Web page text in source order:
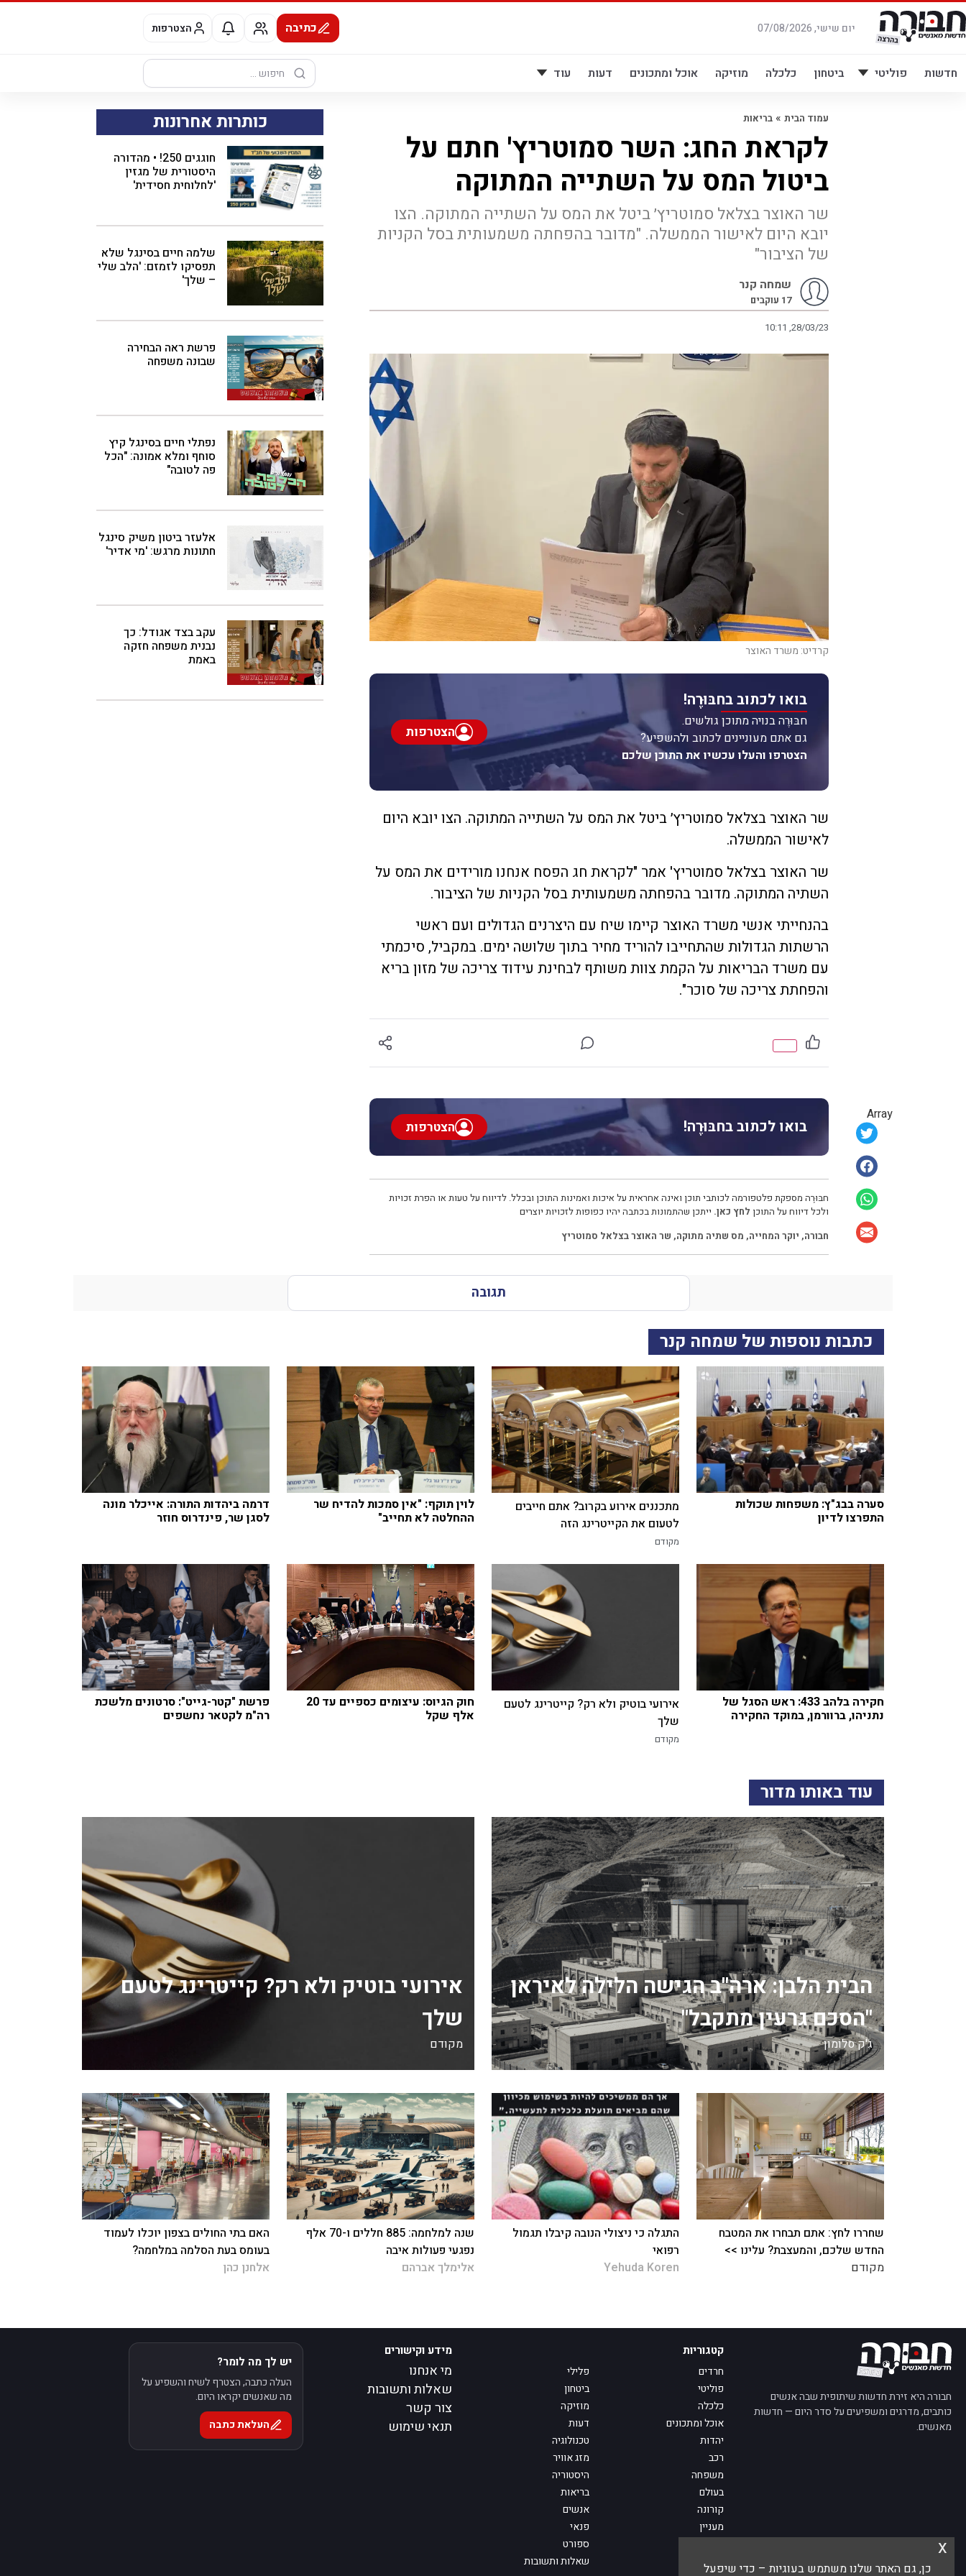
דלג
לתוכן
יום שישי, 07/08/2026 כתיבה הצטרפות
חדשות פוליטי ביטחון כלכלה מוזיקה אוכל ומתכונים דעות עוד
חיפוש:
Array
עמוד הבית » בריאות
לקראת החג: השר סמוטריץ' חתם על
ביטול המס על השתייה המתוקה
שר האוצר בצלאל סמוטריץ׳ ביטל את המס על השתייה המתוקה. הצו
יובא היום לאישור הממשלה. "מדובר בהפחתה משמעותית בסל הקניות
של הציבור"
שמחה קנר
17 עוקבים
10:11 ,28/03/23
קרדיט: משרד האוצר
בואו לכתוב בחבּוּרֶה!
חבּוּרֶה בנויה מתוכן גולשים.
גם אתם מעוניינים לכתוב ולהשפיע?
הצטרפו והעלו עכשיו את התוכן שלכם
הצטרפות
שר האוצר בצלאל סמוטריץ׳ ביטל את המס על השתייה המתוקה. הצו יובא היום
לאישור הממשלה.
שר האוצר בצלאל סמוטריץ' אמר "לקראת חג הפסח אנחנו מורידים את המס על
השתיה המתוקה. מדובר בהפחתה משמעותית בסל הקניות של הציבור.
בהנחייתי אנשי משרד האוצר קיימו שיח עם היצרנים הגדולים ועם ראשי
הרשתות הגדולות שהתחייבו להוריד מחיר בתוך שלושה ימים. במקביל, סיכמתי
עם משרד הבריאות על הקמת צוות משותף לבחינת עידוד צריכה של מזון בריא
והפחתת צריכה של סוכר".
כן, גם האתר שלנו משתמש בעוגיות – כדי שיפעל
x
בואו לכתוב בחבּוּרֶה! הצטרפות
חבּוּרֶה מספקת פלטפורמה לכותבי תוכן ואינה אחראית על איכות ואמינות התוכן ובכלל. לדיווח על טעות או הפרת זכויות
ולכל דיווח על התוכן לחץ כאן. ייתכן שהתמונות בכתבה יהיו כפופות לזכויות יוצרים
חבורה, יוקר המחייה, מס שתיה מתוקה, שר האוצר בצלאל סמוטריץ
כותרות אחרונות
חוגגים 250! • מהדורה
היסטורית של מגזין
'לחלוחית חסידית'
שלמה חיים בסינגל שלא
תפסיקו לזמזם: 'הלב שלי
– שלך'
פרשת ראה הבחירה
שבונה משפחה
נפתלי חיים בסינגל קיץ
סוחף ומלא אמונה: "הכל
פה לטובה"
אלעזר ביטון משיק סינגל
חתונות מרגש: 'מי אדיר'
עקב בצד אגודל: כך
נבנית משפחה חזקה
באמת
תגובה
כתבות נוספות של שמחה קנר
סערה בבג"ץ: משפחות שכולות
התפרצו לדיון
מתכננים אירוע בקרוב? אתם חייבים
לטעום את הקייטרינג הזה
מקודם
לוין תוקף: "אין סמכות להדיח שר
ההחלטה לא תחייב"
דרמה ביהדות התורה: אייכלר מונה
לסגן שר, פינדרוס חוזר
חקירה בלהב 433: ראש הסגל של
נתניהו, ברוורמן, במוקד החקירה
אירועי בוטיק ולא רק? קייטרינג לטעם
שלך
מקודם
חוק הגיוס: עיצומים כספיים עד 20
אלף שקל
פרשת "קטר-גייט": סרטונים מלשכת
רה"מ לקטאר נחשפים
עוד באותו מדור
הבית הלבן: ארה"ב הגישה הלילה לאיראן
"הסכם גרעין מתקבל"
ג'ק סלומון
אירועי בוטיק ולא רק? קייטרינג לטעם
שלך
מקודם
שחררו לחץ: אתם תבחרו את המטבח
החדש שלכם, והמעצבת? עלינו >>
מקודם
התגלה כי ניצולי הנובה קיבלו תגמול
רפואי
Yehuda Koren
שנה למלחמה: 885 חללים ו-70 אלף
נפגעי פעולות איבה
אלימלך אברהם
האם בתי החולים בצפון יוכלו לעמוד
בעומס בעת הסלמה במלחמה?
אלחנן כהן
חבורה היא זירת חדשות שיתופית שבה אנשים
כותבים, מדרגים ומשפיעים על סדר היום — חדשות
מאנשים.
קטגוריות
חרדים
פלילי
פוליטי
ביטחון
כלכלה
מוזיקה
אוכל ומתכונים
דעות
יהדות
טכנולוגיה
רכב
מזג אוויר
משפחה
היסטוריה
בעולם
בריאות
קורונה
אנשים
מעניין
פנאי
ספורט
מי אנחנו
שאלות ותשובות
מידע וקישורים
מי אנחנו
שאלות ותשובות
צור קשר
תנאי שימוש
יש לך מה לומר?
העלה כתבה, הצטרף לשיח והשפיע על
מה שאנשים יקראו היום.
העלאת כתבה